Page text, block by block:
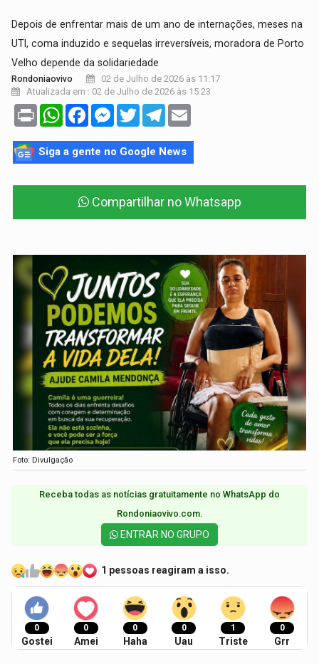
Depois de enfrentar mais de um ano de internações, meses na
UTI, coma induzido e sequelas irreversíveis, moradora de Porto
Velho depende da solidariedade
Rondoniaovivo
02 de Julho de 2026 às 11:17
Atualizada em : 02 de Julho de 2026 às 15:23
Print WhatsAppFacebookMessenger
TwitterTelegram
Siga a gente no Google News
Compartilhar no Whatsapp
Foto: Divulgação
Receba todas as notícias gratuitamente no WhatsApp do
Rondoniaovivo.com.​
ENTRAR NO GRUPO
1 pessoas reagiram a isso.
0
Gostei
0
Amei
0
Haha
0
Uau
1
Triste
0
Grr